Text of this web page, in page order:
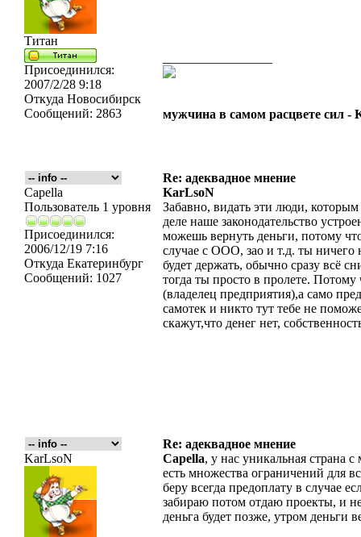
Титан
Присоединился:
2007/2/28 9:18
Откуда Новосибирск
Сообщений: 2863 мужчина в самом расцвете сил -
Re: адеквадное мнение
Capella
Пользователь 1 уровня
Присоединился:
2006/12/19 7:16
Откуда Екатеринбург
Сообщений: 1027
KarLsoN
Забавно, видать эти люди,
деле наше законодательство
можешь вернуть деньги, потому
случае с ООО, зао и т.д. ты ничего
будет держать, обычно сразу всё
тогда ты просто в пролете. Потому
(владелец предприятия),а само
самотек и никто тут тебе не
скажут,что денег нет,
Re: адеквадное мнение
KarLsoN
Capella, у нас уникальная страна
есть множества ограничений для
беру всегда предоплату в случае
забираю потом отдаю проекты, и
деньга будет позже, утром деньги